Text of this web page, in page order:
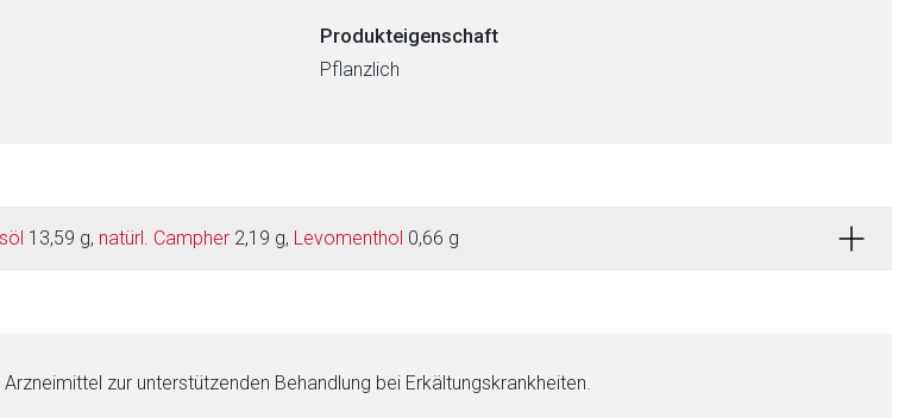
Produkteigenschaft
Pflanzlich
13,59 g, natürl. Campher 2,19 g, Levomenthol 0,66 g
zur unterstützenden Behandlung bei Erkältungskrankheiten.